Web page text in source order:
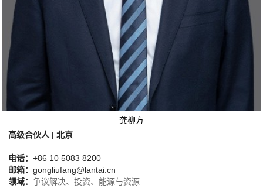
龚柳方
高级合伙人 | 北京
电话：+86 10 5083 8200
邮箱：gongliufang@lantai.cn
领域：争议解决、投资、能源与资源